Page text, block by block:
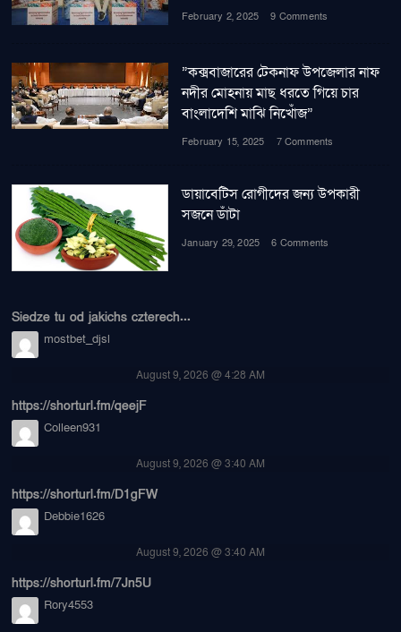
February 2, 2025 9 Comments
”কক্সবাজারের টেকনাফ উপজেলার নাফ
নদীর মোহনায় মাছ ধরতে গিয়ে চার
বাংলাদেশি মাঝি নিখোঁজ”
February 15, 2025 7 Comments
ডায়াবেটিস রোগীদের জন্য উপকারী
সজনে ডাঁটা
January 29, 2025 6 Comments
Siedze tu od jakichs czterech...
mostbet_djsl
August 9, 2026 @ 4:28 AM
https://shorturl.fm/qeejF
Colleen931
August 9, 2026 @ 3:40 AM
https://shorturl.fm/D1gFW
Debbie1626
August 9, 2026 @ 3:40 AM
https://shorturl.fm/7Jn5U
Rory4553